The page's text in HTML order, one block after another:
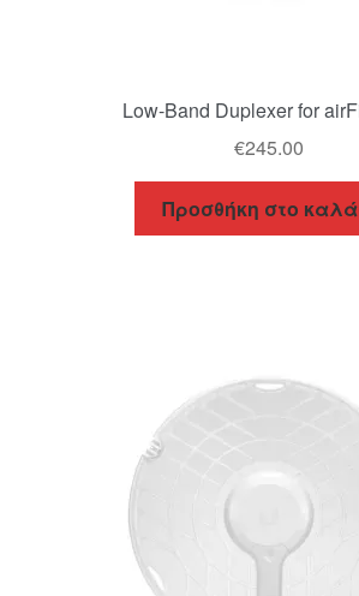
Low-Band Duplexer for
€245.00
Προσθήκη στο